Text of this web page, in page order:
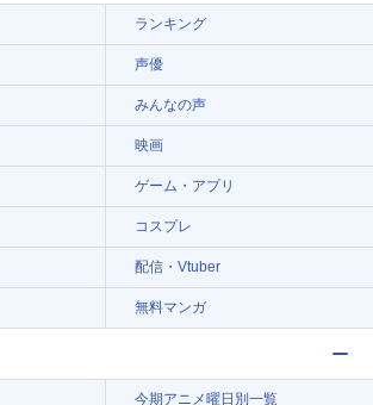
ランキング
声優
みんなの声
映画
ゲーム・アプリ
コスプレ
配信・Vtuber
無料マンガ
今期アニメ曜日別一覧